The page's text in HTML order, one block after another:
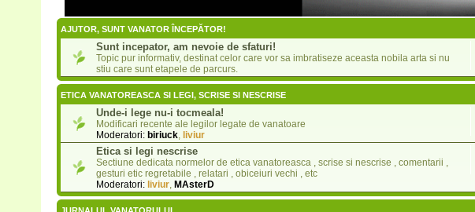
AJUTOR, SUNT VANATOR ÎNCEPĂTOR!
Sunt incepator, am nevoie de sfaturi!
Topic pur informativ, destinat celor care vor sa imbratiseze aceasta nobila arta si nu
stiu care sunt etapele de parcurs.
ETICA VANATOREASCA SI LEGI, SCRISE SI NESCRISE
Unde-i lege nu-i tocmeala!
Modificari recente ale legilor legate de vanatoare
Moderatori: biriuck, liviur
Etica si legi nescrise
Sectiune dedicata normelor de etica vanatoreasca , scrise si nescrise , comentarii ,
gesturi etic regretabile , relatari , obiceiuri vechi , etc
Moderatori: liviur, MAsterD